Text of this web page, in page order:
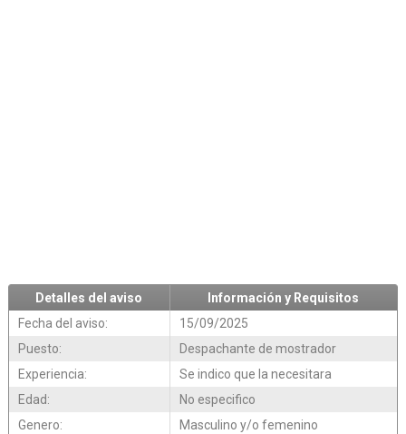
Detalles del aviso
Información y Requisitos
Fecha del aviso:
15/09/2025
Puesto:
Despachante de mostrador
Experiencia:
Se indico que la necesitara
Edad:
No especifico
Genero:
Masculino y/o femenino